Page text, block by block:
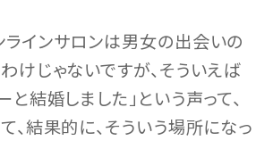
ラインサロンは男女の出会いの
けじゃないですが、そういえば
と結婚しました」という声って、
、結果的に、そういう場所になっ